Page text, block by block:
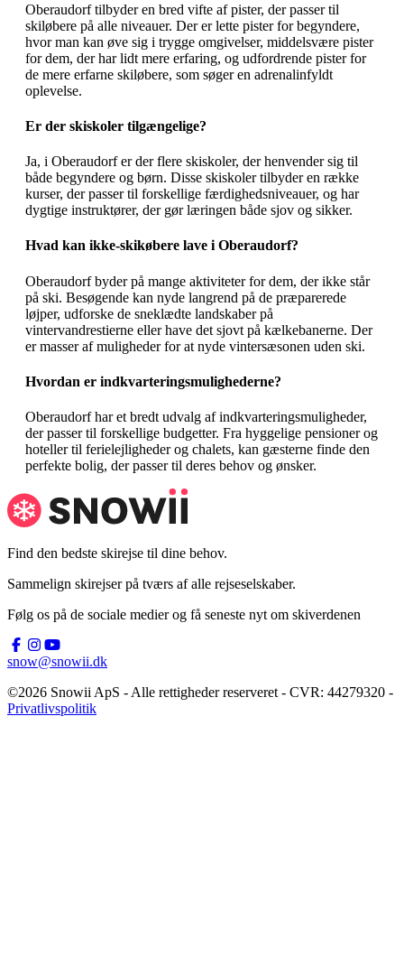
Oberaudorf tilbyder en bred vifte af pister, der passer til
skiløbere på alle niveauer. Der er lette pister for begyndere,
hvor man kan øve sig i trygge omgivelser, middelsvære pister
for dem, der har lidt mere erfaring, og udfordrende pister for
de mere erfarne skiløbere, som søger en adrenalinfyldt
oplevelse.
Er der skiskoler tilgængelige?
Ja, i Oberaudorf er der flere skiskoler, der henvender sig til
både begyndere og børn. Disse skiskoler tilbyder en række
kurser, der passer til forskellige færdighedsniveauer, og har
dygtige instruktører, der gør læringen både sjov og sikker.
Hvad kan ikke-skikøbere lave i Oberaudorf?
Oberaudorf byder på mange aktiviteter for dem, der ikke står
på ski. Besøgende kan nyde langrend på de præparerede
løjper, udforske de sneklædte landskaber på
vintervandrestierne eller have det sjovt på kælkebanerne. Der
er masser af muligheder for at nyde vintersæsonen uden ski.
Hvordan er indkvarteringsmulighederne?
Oberaudorf har et bredt udvalg af indkvarteringsmuligheder,
der passer til forskellige budgetter. Fra hyggelige pensioner og
hoteller til ferielejligheder og chalets, kan gæsterne finde den
perfekte bolig, der passer til deres behov og ønsker.
Find den bedste skirejse til dine behov.
Sammelign skirejser på tværs af alle rejseselskaber.
Følg os på de sociale medier og få seneste nyt om skiverdenen
snow@snowii.dk
©2026 Snowii ApS - Alle rettigheder reserveret - CVR: 44279320 -
Privatlivspolitik